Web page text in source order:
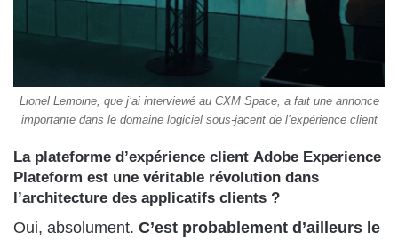
Lionel Lemoine, que j’ai interviewé au CXM Space, a fait une annonce
importante dans le domaine logiciel sous-jacent de l’expérience client
La plateforme d’expérience client Adobe Experience
Plateform est une véritable révolution dans
l’architecture des applicatifs clients ?
Oui, absolument. C’est probablement d’ailleurs le